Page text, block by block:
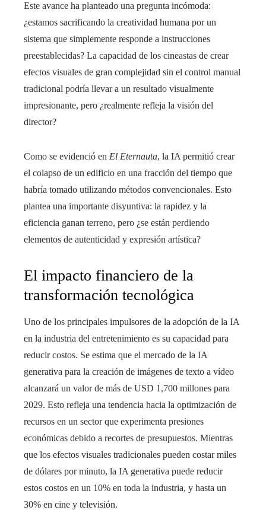
Este avance ha planteado una pregunta incómoda:
¿estamos sacrificando la creatividad humana por un
sistema que simplemente responde a instrucciones
preestablecidas? La capacidad de los cineastas de crear
efectos visuales de gran complejidad sin el control manual
tradicional podría llevar a un resultado visualmente
impresionante, pero ¿realmente refleja la visión del
director?
Como se evidenció en El Eternauta, la IA permitió crear
el colapso de un edificio en una fracción del tiempo que
habría tomado utilizando métodos convencionales. Esto
plantea una importante disyuntiva: la rapidez y la
eficiencia ganan terreno, pero ¿se están perdiendo
elementos de autenticidad y expresión artística?
El impacto financiero de la
transformación tecnológica
Uno de los principales impulsores de la adopción de la IA
en la industria del entretenimiento es su capacidad para
reducir costos. Se estima que el mercado de la IA
generativa para la creación de imágenes de texto a vídeo
alcanzará un valor de más de USD 1,700 millones para
2029. Esto refleja una tendencia hacia la optimización de
recursos en un sector que experimenta presiones
económicas debido a recortes de presupuestos. Mientras
que los efectos visuales tradicionales pueden costar miles
de dólares por minuto, la IA generativa puede reducir
estos costos en un 10% en toda la industria, y hasta un
30% en cine y televisión.